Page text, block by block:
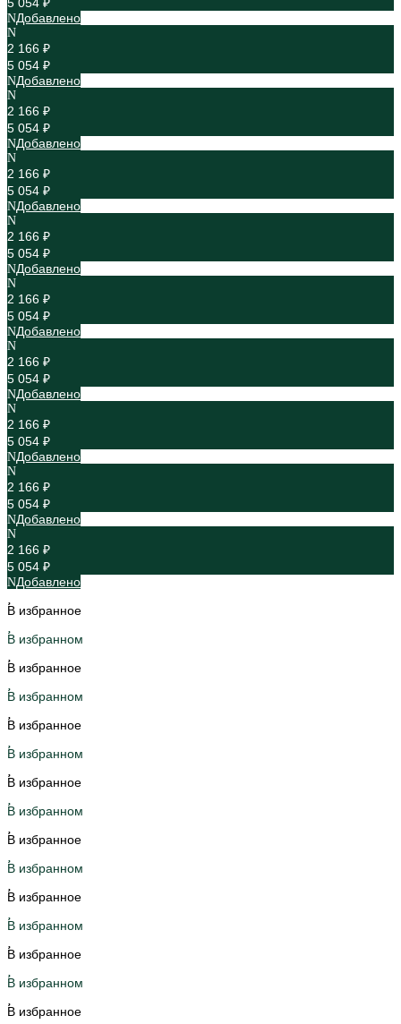
Добавлено
2 166 ₽
5 054 ₽
Добавлено
2 166 ₽
5 054 ₽
Добавлено
2 166 ₽
5 054 ₽
Добавлено
2 166 ₽
5 054 ₽
Добавлено
2 166 ₽
5 054 ₽
Добавлено
2 166 ₽
5 054 ₽
Добавлено
2 166 ₽
5 054 ₽
Добавлено
2 166 ₽
5 054 ₽
Добавлено
2 166 ₽
5 054 ₽
Добавлено
В избранное
В избранном
В избранное
В избранном
В избранное
В избранном
В избранное
В избранном
В избранное
В избранном
В избранное
В избранном
В избранное
В избранном
В избранное